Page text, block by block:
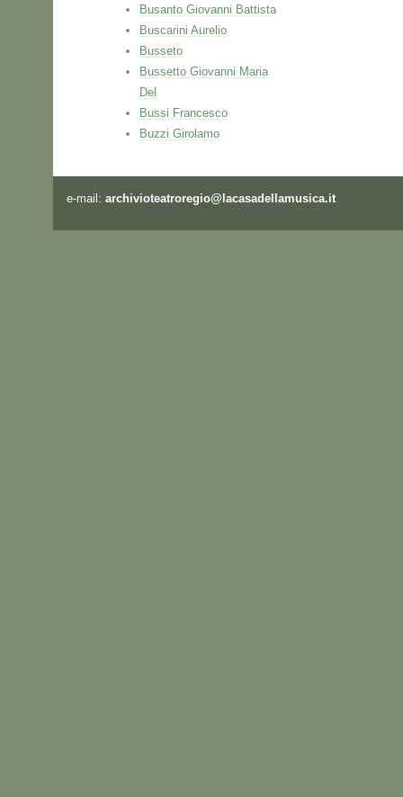
Busanto Giovanni Battista
Buscarini Aurelio
Busseto
Bussetto Giovanni Maria
Del
Bussi Francesco
Buzzi Girolamo
e-mail: archivioteatroregio@lacasadellamusica.it